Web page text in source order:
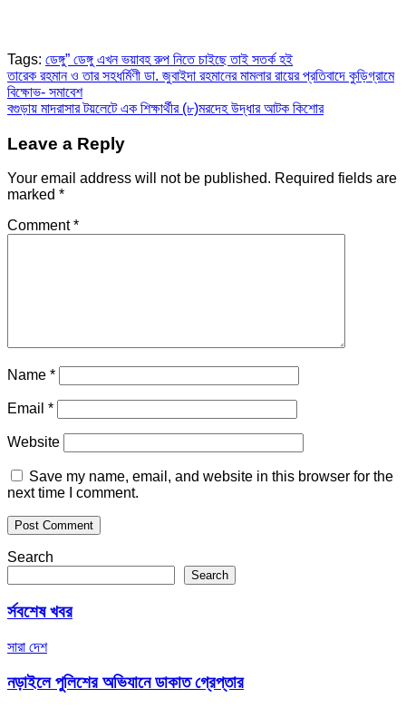
Tags: ডেঙ্গু” ডেঙ্গু এখন ভয়াবহ রুপ নিতে চাইছে তাই সতর্ক হই
Post
navigation
তারেক রহমান ও তার সহধর্মিণী ডা. জুবাইদা রহমানের মামলার রায়ের প্রতিবাদে কুড়িগ্রামে
বিক্ষোভ- সমাবেশ
বগুড়ায় মাদরাসার টয়লেটে এক শিক্ষার্থীর (৮)মরদেহ উদ্ধার আটক কিশোর
Leave a Reply
Your email address will not be published. Required fields are
marked *
Comment*
Name *
Email *
Website
Save my name, email, and website in this browser for the
next time I comment.
Search
Search
র্সবশেষ খবর
সারা দেশ
নড়াইলে পুলিশের অভিযানে ডাকাত গ্রেপ্তার